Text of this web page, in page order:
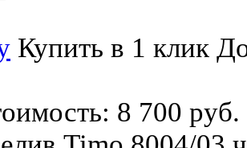
Купить в 1 клик
8 700 руб.